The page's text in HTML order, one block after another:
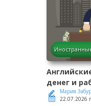
денег и
Мария
22.07.2026 г.